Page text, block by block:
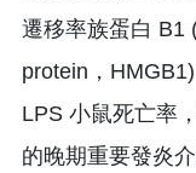
遷移率族蛋白 B1
protein，
LPS 小鼠死亡率
的晚期重要發炎介